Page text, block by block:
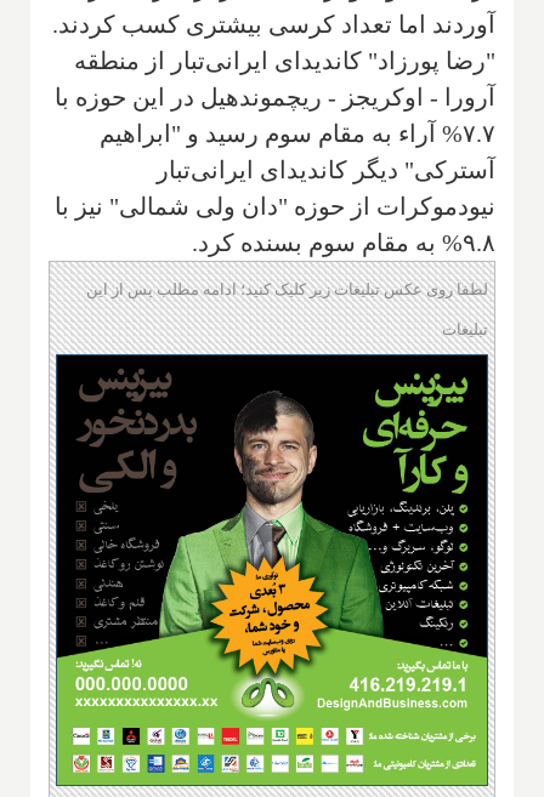
آوردند اما تعداد کرسی بیشتری کسب کردند.
"رضا پورزاد" کاندیدای ایرانی‌تبار از منطقه
آرورا - اوکریجز - ریچموندهیل در این حوزه با
۷.۷% آراء به مقام سوم رسید و "ابراهیم
آسترکی" دیگر کاندیدای ایرانی‌تبار
نیودموکرات از حوزه "دان ولی شمالی" نیز با
۹.۸% به مقام سوم بسنده کرد.
لطفا روی عکس تبلیغات زیر کلیک کنید؛ ادامه مطلب پس از این
تبلیغات